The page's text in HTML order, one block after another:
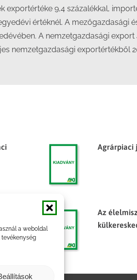
a weboldal
exportértéke 9,4 százalékkal,
értéknél. A
A nemzetgazdasági
nemzetgazdasági
Agrárpiaci
Az